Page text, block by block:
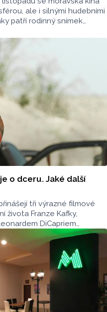
ale i silnými hudebními
patří rodinný snímek
o dceru. Jaké další
tři výrazné filmové
života Franze Kafky,
DiCapriem
diváky. V rozhovoru pro
z kina Metropol.